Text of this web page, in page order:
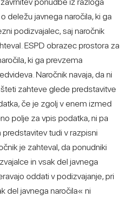
deležu javnega naročila, ki ga
podizvajalec, saj naročnik
ESPD obrazec prostora za
ki ga prevzema
Naročnik navaja, da ni
zahteve glede predstavitve
če je zgolj v enem izmed
polje za vpis podatka, ni pa
tudi v razpisni
je zahteval, da ponudniki
in vsak del javnega
oddati v podizvajanje, pri
del javnega naročila« ni